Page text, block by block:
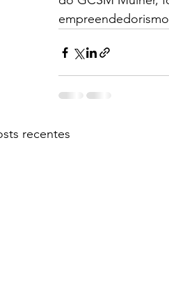
recentes